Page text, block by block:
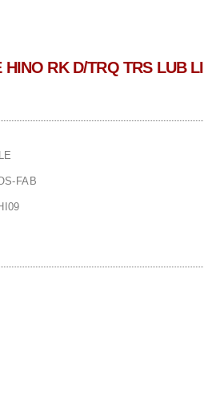
RK D/TRQ TRS LUB
FAB